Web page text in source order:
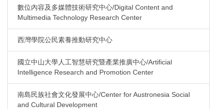
數位內容及多媒體技術研究中心/Digital Content and
Multimedia Technology Research Center
西灣學院公民素養推動研究中心
國立中山大學人工智慧研究暨產業推廣中心/Artificial
Intelligence Research and Promotion Center
南島民族社會文化發展中心/Center for Austronesia Social
and Cultural Development